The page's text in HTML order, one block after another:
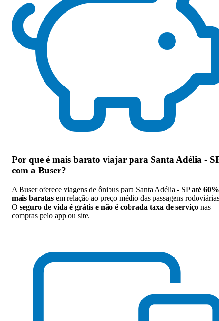
Por que é mais barato viajar para Santa Adélia -
com a Buser?
A Buser oferece viagens de ônibus para Santa Adélia - SPaté 60%
mais baratas em relação ao preço médio das passagens
O seguro de vida é grátis e não é cobrada taxa de serviço nas
compras pelo app ou site.